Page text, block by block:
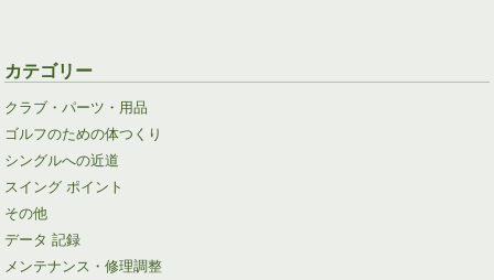
カテゴリー
クラブ・パーツ・用品
ゴルフのための体つくり
シングルへの近道
スイング ポイント
その他
データ 記録
メンテナンス・修理調整